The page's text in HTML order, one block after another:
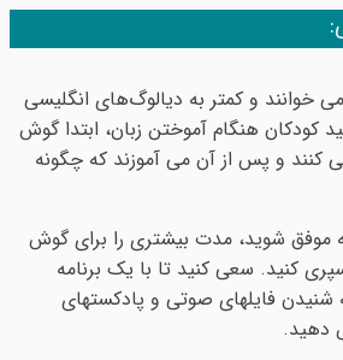
خوانند و کمتر به دیالوگ‌های انگلیسی
هنگام آموختن زبان، ابتدا گوش
و پس از آن می آموزند که چگونه
موفق شوید، مدت بیشتری را برای گوش
کنید. سعی کنید تا با یک برنامه
شنیدن فایلهای صوتی و پادکستهای
دهید.